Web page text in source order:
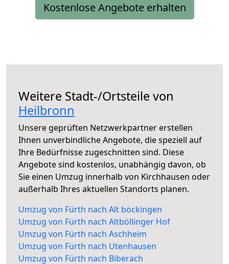
Kostenlose Angebote erhalten
Weitere Stadt-/Ortsteile von
Heilbronn
Unsere geprüften Netzwerkpartner erstellen
Ihnen unverbindliche Angebote, die speziell auf
Ihre Bedürfnisse zugeschnitten sind. Diese
Angebote sind kostenlos, unabhängig davon, ob
Sie einen Umzug innerhalb von Kirchhausen oder
außerhalb Ihres aktuellen Standorts planen.
Umzug von Fürth nach Alt böckingen
Umzug von Fürth nach Altböllinger Hof
Umzug von Fürth nach Aschheim
Umzug von Fürth nach Utenhausen
Umzug von Fürth nach Biberach